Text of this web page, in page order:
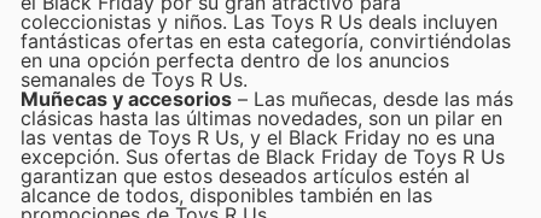
coleccionistas y niños. Las Toys R Us deals incluyen
fantásticas ofertas en esta categoría, convirtiéndolas
en una opción perfecta dentro de los anuncios
semanales de Toys R Us.
Muñecas y accesorios – Las muñecas, desde las más
clásicas hasta las últimas novedades, son un pilar en
las ventas de Toys R Us, y el Black Friday no es una
excepción. Sus ofertas de Black Friday de Toys R Us
garantizan que estos deseados artículos estén al
alcance de todos, disponibles también en las